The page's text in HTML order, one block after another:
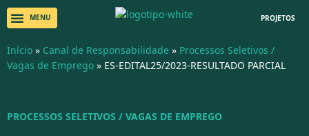
PROJETOS
Início » Canal de Responsabilidade » Processos Seletivos /
Vagas de Emprego » ES-EDITAL25/2023-RESULTADO PARCIAL
PROCESSOS SELETIVOS / VAGAS DE EMPREGO